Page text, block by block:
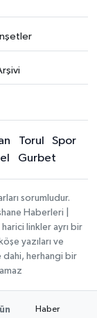
Torul
Spor
Gurbet
sorumludur.
Haberleri |
linkler ayrı bir
yazıları ve
dahi, herhangi bir
Haber